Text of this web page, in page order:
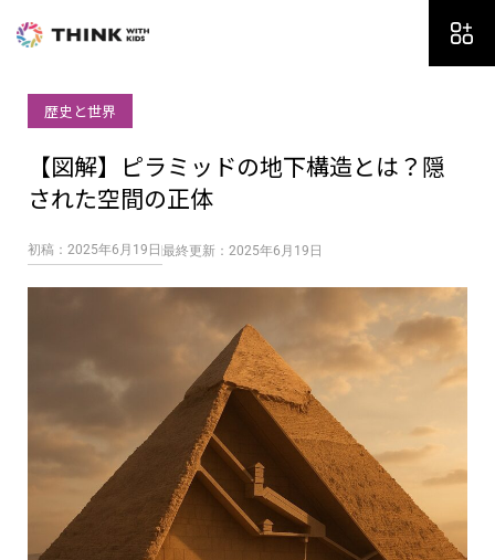
歴史と世界
【図解】ピラミッドの地下構造とは？隠
された空間の正体
初稿：2025年6月19日 最終更新：2025年6月19日